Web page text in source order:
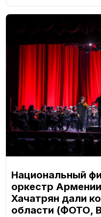
Национальный
оркестр
Хачатрян дали
области (ФОТО,